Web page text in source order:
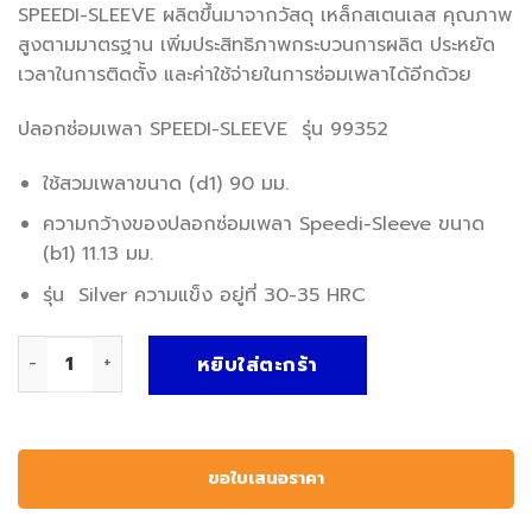
SPEEDI-SLEEVE ผลิตขึ้นมาจากวัสดุ เหล็กสเตนเลส คุณภาพ
สูงตามมาตรฐาน เพิ่มประสิทธิภาพกระบวนการผลิต ประหยัด
เวลาในการติดตั้ง และค่าใช้จ่ายในการซ่อมเพลาได้อีกด้วย
ปลอกซ่อมเพลา SPEEDI-SLEEVE รุ่น 99352
ใช้สวมเพลาขนาด (d1) 90 มม.
ความกว้างของปลอกซ่อมเพลา Speedi-Sleeve ขนาด
(b1) 11.13 มม.
รุ่น Silver ความแข็ง อยู่ที่ 30-35 HRC
หยิบใส่ตะกร้า
ขอใบเสนอราคา